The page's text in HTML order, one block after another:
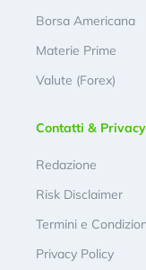
Borsa Americana
Materie Prime
Valute (Forex)
Contatti & Privacy
Redazione
Risk Disclaimer
Termini e
Privacy Policy